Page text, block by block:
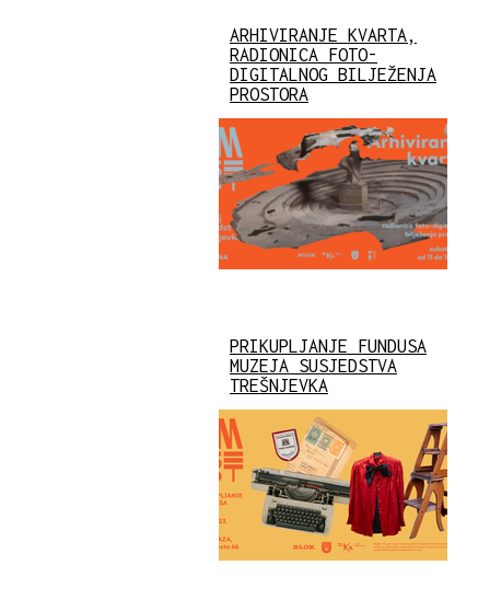
ARHIVIRANJE KVARTA,
RADIONICA FOTO-
DIGITALNOG BILJEŽENJA
PROSTORA
PRIKUPLJANJE FUNDUSA
MUZEJA SUSJEDSTVA
TREŠNJEVKA